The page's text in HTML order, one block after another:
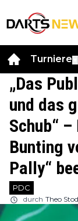
Turniere
„Das
und das
Schub“
Bunting
Pally“
PDC
durch Theo